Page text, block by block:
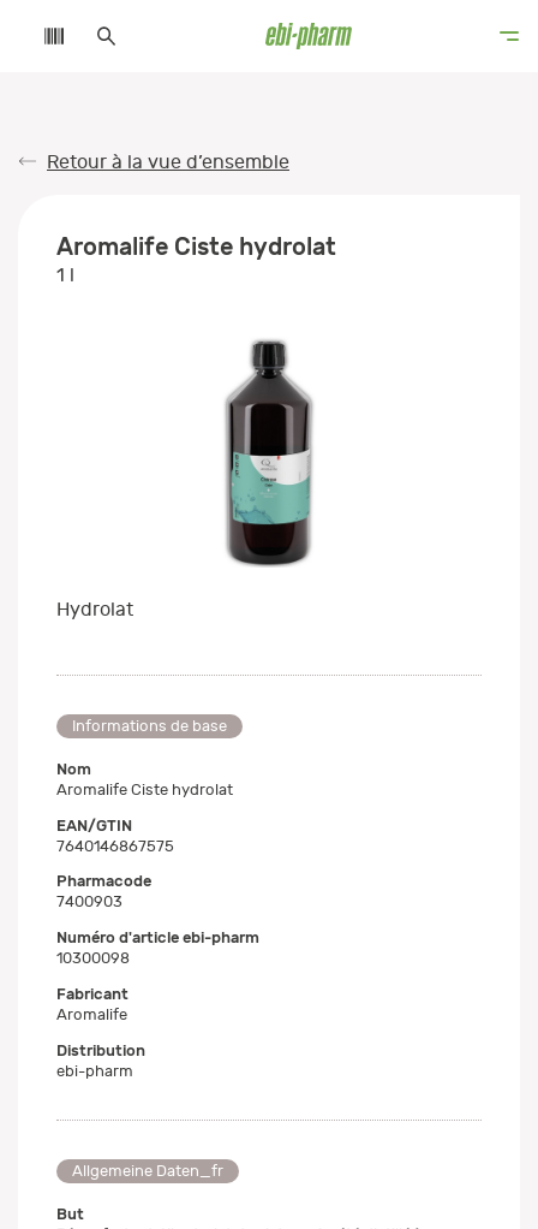
Retour à la vue d’ensemble
Aromalife Ciste hydrolat
1 l
Hydrolat
Informations de base
Nom
Aromalife Ciste hydrolat
EAN/GTIN
7640146867575
Pharmacode
7400903
Numéro d'article ebi-pharm
10300098
Fabricant
Aromalife
Distribution
ebi-pharm
Allgemeine Daten_fr
But